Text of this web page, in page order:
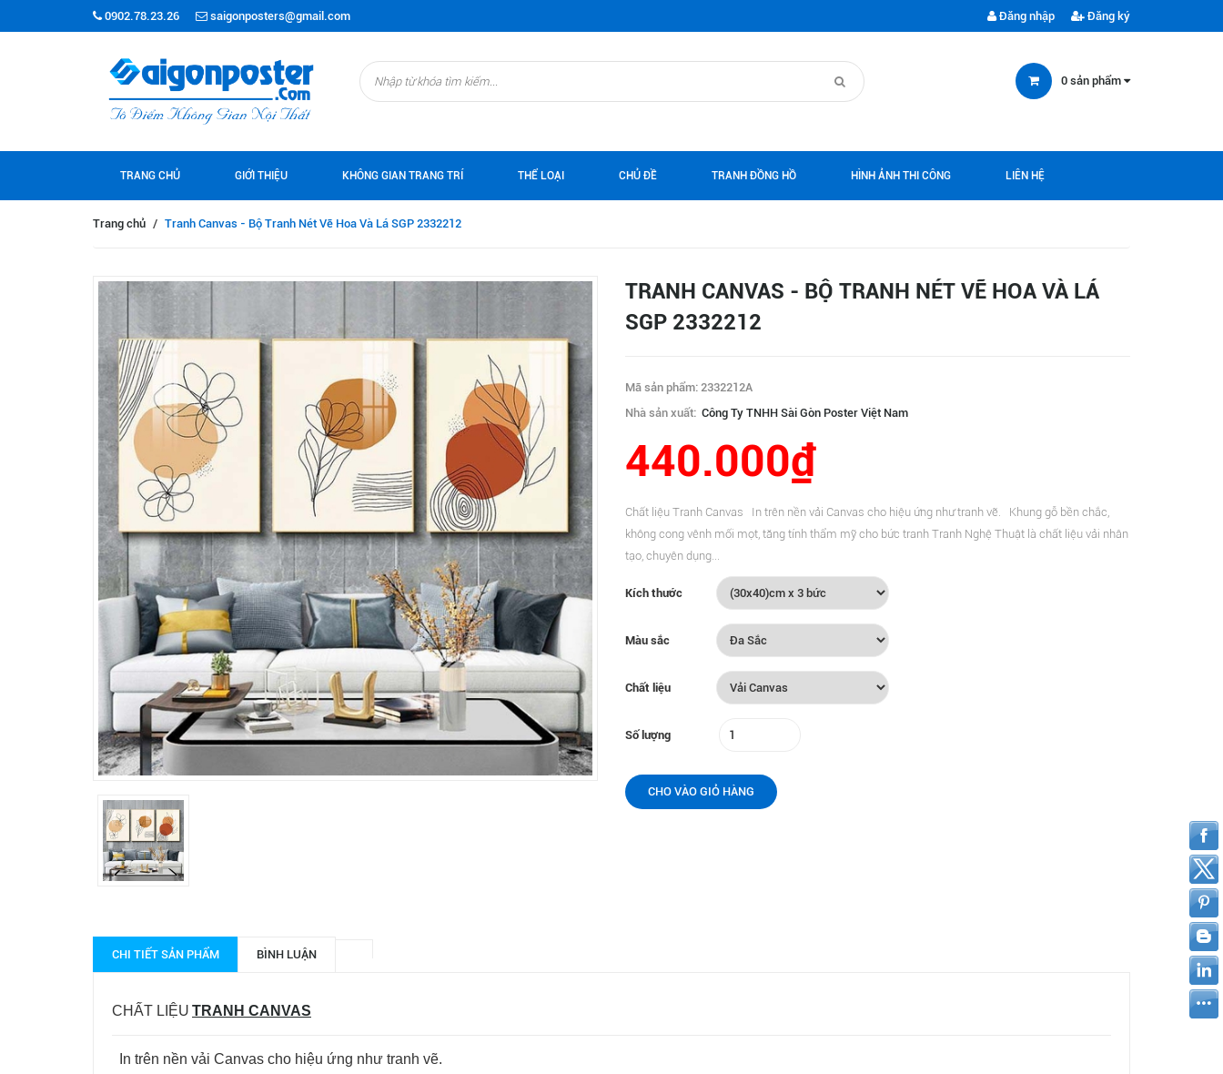
0902.78.23.26 saigonposters@gmail.com Đăng nhập Đăng ký
0 sản phẩm
TRANG CHỦ GIỚI THIỆU KHÔNG GIAN TRANG TRÍ THỂ LOẠI CHỦ ĐỀ TRANH ĐỒNG HỒ HÌNH ẢNH THI CÔNG LIÊN HỆ
Trang chủ / Tranh Canvas - Bộ Tranh Nét Vẽ Hoa Và Lá SGP 2332212
TRANH CANVAS - BỘ TRANH NÉT VẼ HOA VÀ LÁ
SGP 2332212
Mã sản phẩm: 2332212A
Nhà sản xuất: Công Ty TNHH Sài Gòn Poster Việt Nam
440.000₫
Chất liệu Tranh Canvas In trên nền vải Canvas cho hiệu ứng như tranh vẽ. Khung gỗ bền chắc,
không cong vênh mối mọt, tăng tính thẩm mỹ cho bức tranh Tranh Nghệ Thuật là chất liệu vải nhân
tạo, chuyên dụng...
Kích thước
Màu sắc
Chất liệu
Số lượng
CHO VÀO GIỎ HÀNG
CHI TIẾT SẢN PHẨM BÌNH LUẬN
CHẤT LIỆU TRANH CANVAS
In trên nền vải Canvas cho hiệu ứng như tranh vẽ.